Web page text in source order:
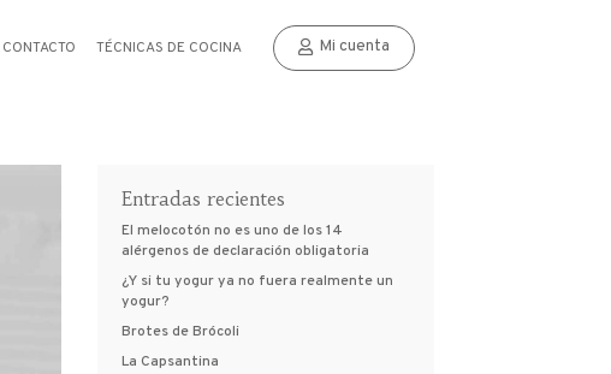
CONTACTO TÉCNICAS DE COCINA Mi cuenta
Entradas recientes
El melocotón no es uno de los 14
alérgenos de declaración obligatoria
¿Y si tu yogur ya no fuera realmente un
yogur?
Brotes de Brócoli
La Capsantina